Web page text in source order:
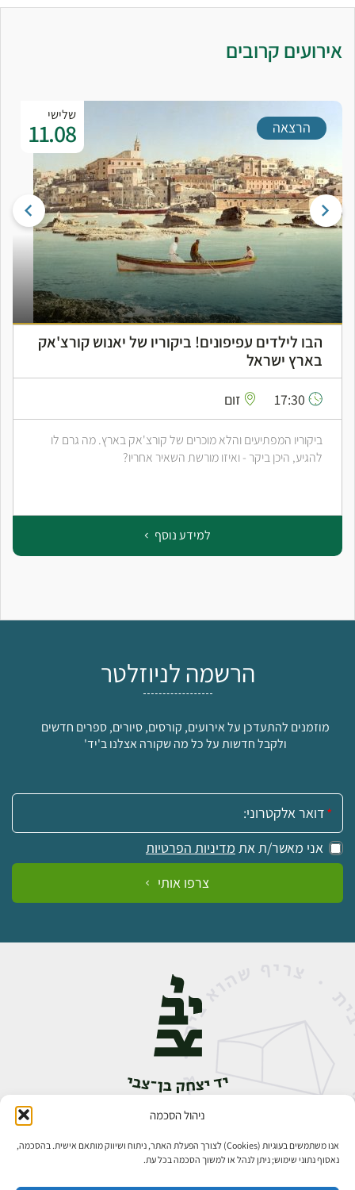
ניהול הסכמה
אנו משתמשים בעוגיות (Cookies) לצורך הפעלת האתר, ניתוח ושיווק מותאם אישית. בהסכמה,
נאסוף נתוני שימוש; ניתן לנהל או למשוך הסכמה בכל עת.
אירועים קרובים
שלישי
11.08 הרצאה
הבו לילדים עפיפונים! ביקוריו של יאנוש קורצ'אק
בארץ ישראל
זום
ביקוריו המפתיעים והלא מוכרים של קורצ'אק בארץ. מה גרם לו
להגיע, היכן ביקר - ואיזו מורשת השאיר אחריו?
למידע נוסף
הרשמה לניוזלטר
מוזמנים להתעדכן על אירועים, קורסים, סיורים, ספרים חדשים
ולקבל חדשות על כל מה שקורה אצלנו ב'יד'
אימייל:
אני מאשר/ת את מדיניות הפרטיות
צרפו אותי
אבן גבירול 14, רחביה, ירושלים